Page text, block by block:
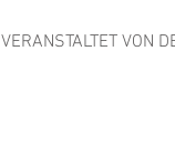
VERANSTALTET VON